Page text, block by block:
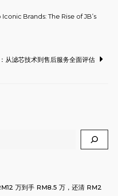
Brands: The Rise of JB’s
从滤芯技术到售后服务全面评估
万到手 RM8.5 万，还清 RM2